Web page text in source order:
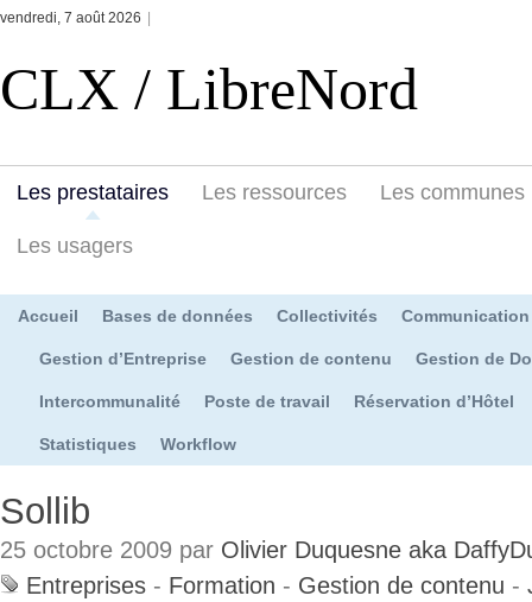
vendredi, 7 août 2026
CLX / LibreNord
Les prestataires Les ressources Les communes
Les usagers
Accueil Bases de données Collectivités Communication
Gestion d’Entreprise Gestion de contenu Gestion de
Intercommunalité Poste de travail Réservation d’Hôtel
Statistiques Workflow
Sollib
25 octobre 2009 par Olivier Duquesne aka
Entreprises - Formation - Gestion de contenu -